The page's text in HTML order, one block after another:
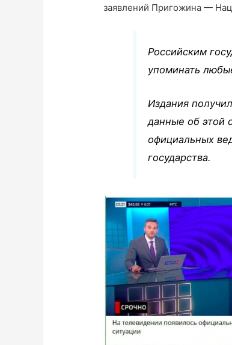
заявлений Пригожина —
Российским
упоминать
Издания
данные об этой
официальных
государства.